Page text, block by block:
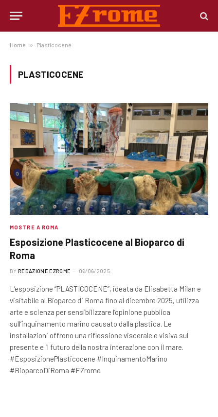
Home » Plasticocene
PLASTICOCENE
MOSTRE A ROMA
Esposizione Plasticocene al Bioparco di
Roma
BY REDAZIONE EZROME 06/06/2025
L’esposizione “PLASTICOCENE”, ideata da Elisabetta Milan e
visitabile al Bioparco di Roma fino al dicembre 2025, utilizza
arte e scienza per sensibilizzare l’opinione pubblica
sull’inquinamento marino causato dalla plastica. Le
installazioni offrono una riflessione viscerale e visiva sul
presente e il futuro della nostra interazione con il mare.
#EsposizionePlasticocene #InquinamentoMarino
#BioparcoDiRoma #EZrome